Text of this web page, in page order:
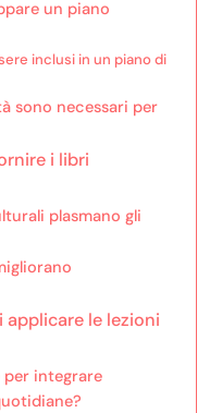
un piano
inclusi in un piano di
sono necessari per
i libri
plasmano gli
le lezioni
integrare